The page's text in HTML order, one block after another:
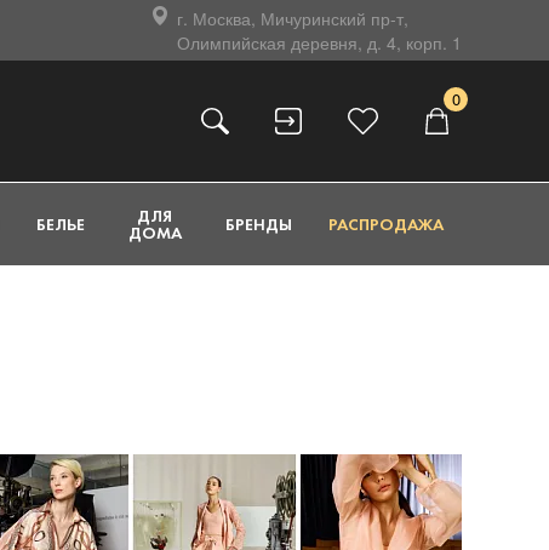
г. Москва, Мичуринский пр-т,
Олимпийская деревня, д. 4, корп. 1
0
БЕЛЬЕ ДЛЯ
ДОМА БРЕНДЫ РАСПРОДАЖА